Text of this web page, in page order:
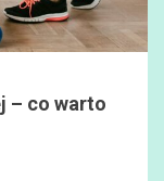
– co warto